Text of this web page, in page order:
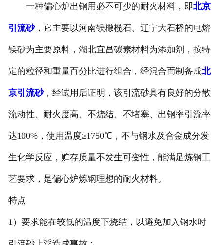
一种偏心炉出钢用必不可少的耐火材料，即北京
引流砂，它主要以河南镁橄榄石、辽宁大石桥的电熔
镁砂为主要原料，湖北宜昌碳素材料为添加剂，按特
定的粒径和重量百分比进行组合，经混合而制备成北
京引流砂，经试用后证明，该引流砂具有良好的分散
流动性、耐火度高、不烧结、不堵塞、出钢率引流率
达100%，使用温度≥1750℃，不与钢水及合金成分发
生化学反应，贮存质量不发生可变性，能满足炼钢工
艺要求，是偏心炉炼钢理想的耐火材料。
特点
1）要求能在较低的温度下烧结，以避免加入钢水时